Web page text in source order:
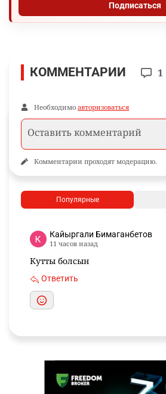
Подписаться
КОММЕНТАРИИ 1
Необходимо авторизоваться
Комментарии проходят модерацию.
Популярные
Кайыргали Бимаганбетов
11 часов назад
Кутты болсын
Ответить